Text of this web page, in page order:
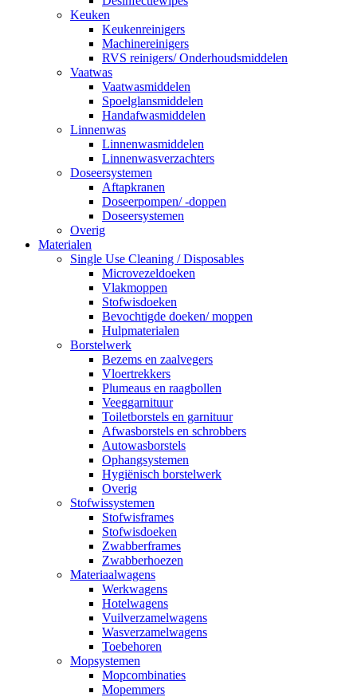
Keuken
Keukenreinigers
Machinereinigers
RVS reinigers/ Onderhoudsmiddelen
Vaatwas
Vaatwasmiddelen
Spoelglansmiddelen
Handafwasmiddelen
Linnenwas
Linnenwasmiddelen
Linnenwasverzachters
Doseersystemen
Aftapkranen
Doseerpompen/ -doppen
Doseersystemen
Overig
Materialen
Single Use Cleaning / Disposables
Microvezeldoeken
Vlakmoppen
Stofwisdoeken
Bevochtigde doeken/ moppen
Hulpmaterialen
Borstelwerk
Bezems en zaalvegers
Vloertrekkers
Plumeaus en raagbollen
Veeggarnituur
Toiletborstels en garnituur
Afwasborstels en schrobbers
Autowasborstels
Ophangsystemen
Hygiënisch borstelwerk
Overig
Stofwissystemen
Stofwisframes
Stofwisdoeken
Zwabberframes
Zwabberhoezen
Materiaalwagens
Werkwagens
Hotelwagens
Vuilverzamelwagens
Wasverzamelwagens
Toebehoren
Mopsystemen
Mopcombinaties
Mopemmers